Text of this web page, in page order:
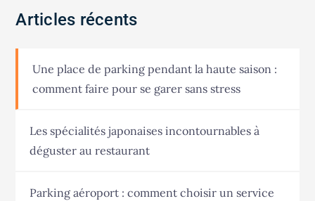
Articles récents
Une place de parking pendant la haute saison :
comment faire pour se garer sans stress
Les spécialités japonaises incontournables à
déguster au restaurant
Parking aéroport : comment choisir un service